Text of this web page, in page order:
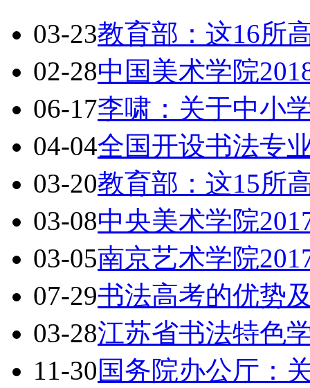
03-23教育部：这16所
02-28中国美术学院
06-17李啸：关于中小
04-04全国开设书法专
03-20教育部：这15所
03-08中央美术学院
03-05南京艺术学院
07-29书法高考的优势
03-28江苏省书法特
11-30国务院办公厅：